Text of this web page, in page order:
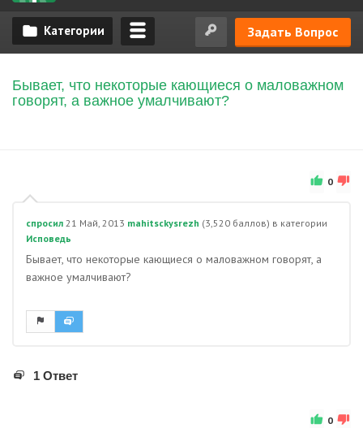
Задать Вопрос
Бывает, что некоторые кающиеся о маловажном
говорят, а важное умалчивают?
0
спросил 21 Май, 2013 mahitsckysrezh (3,520 баллов) в категории
Исповедь
Бывает, что некоторые кающиеся о маловажном говорят, а
важное умалчивают?
1 Ответ
0